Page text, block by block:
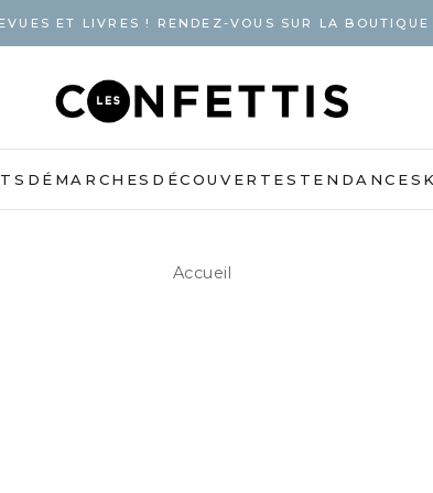
ET LIVRES ! RENDEZ-VOUS SUR LA
DÉMARCHES DÉCOUVERTES TENDANCES
Accueil